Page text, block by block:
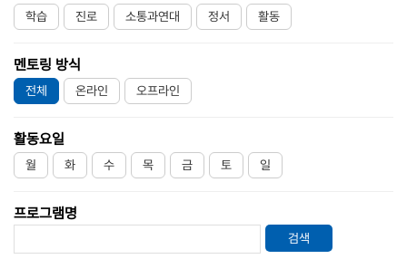
학습 진로 소통과연대 정서 활동
멘토링 방식
전체 온라인 오프라인
활동요일
월 화 수 목 금 토 일
프로그램명
검색